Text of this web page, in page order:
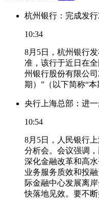
杭州银行：完成发
10:34
8月5日，杭州银行
准，该行于近日在
州银行股份有限公
期）”（以下简称“本
央行上海总部：进
10:54
8月5日，人民银行
分析会。会议强调
深化金融改革和高
业务服务质效和投
际金融中心发展离
快落地见效。要不